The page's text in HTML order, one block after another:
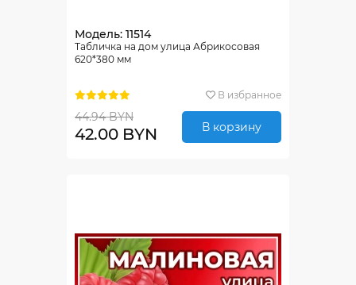
Модель: 11514
Табличка на дом улица Абрикосовая
620*380 мм
В избранное
44.94 BYN
42.00 BYN В корзину